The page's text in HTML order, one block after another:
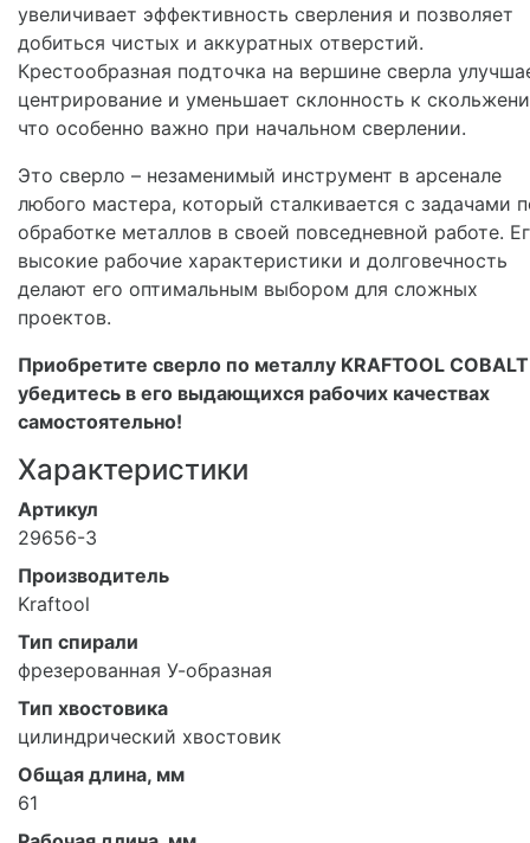
увеличивает эффективность сверления и позволяет
добиться чистых и аккуратных отверстий.
Крестообразная подточка на вершине сверла
центрирование и уменьшает склонность к
что особенно важно при начальном сверлении.
Это сверло – незаменимый инструмент в арсенале
любого мастера, который сталкивается с задачами
обработке металлов в своей повседневной работе.
высокие рабочие характеристики и долговечность
делают его оптимальным выбором для сложных
проектов.
Приобретите сверло по металлу KRAFTOOL
убедитесь в его выдающихся рабочих качествах
самостоятельно!
Характеристики
Артикул
29656-3
Производитель
Kraftool
Тип спирали
фрезерованная У-образная
Тип хвостовика
цилиндрический хвостовик
Общая длина, мм
61